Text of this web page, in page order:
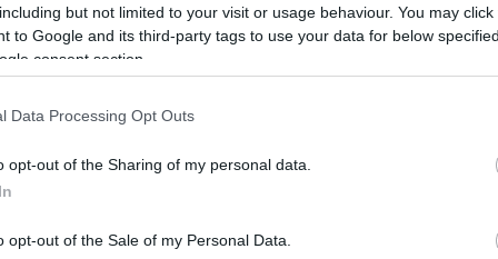
but not limited to your visit or usage behaviour. You may
to Google and its third-party tags to use your data for below
consent section.
Data Processing Opt Outs
opt-out of the Sharing of my personal data.
opt-out of the Sale of my Personal Data.
Ez